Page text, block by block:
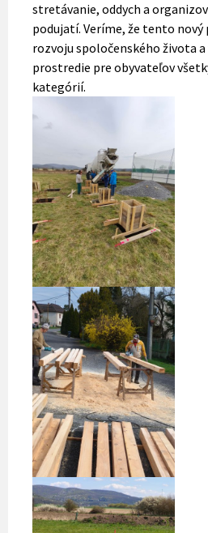
stretávanie, oddych a
podujatí. Veríme, že tento
rozvoju spoločenského života
prostredie pre obyvateľov
kategórií.